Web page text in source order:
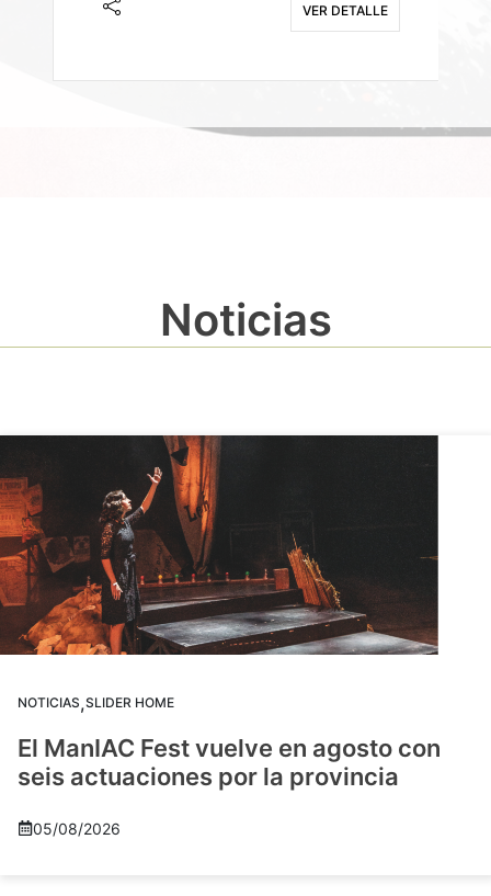
VER DETALLE
Noticias
NOTICIAS,SLIDER HOME
El ManIAC Fest vuelve en agosto con
seis actuaciones por la provincia
05/08/2026